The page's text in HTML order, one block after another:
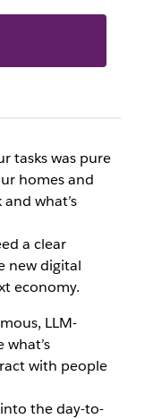
tasks was pure
homes and
what’s
a clear
new digital
economy.
LLM-
with people
the day-to-